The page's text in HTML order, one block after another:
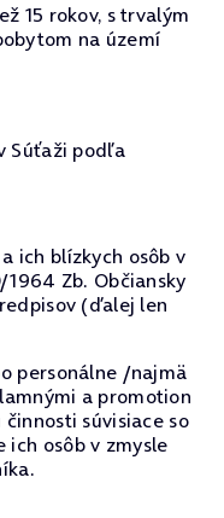
15 rokov, s trvalým
na území
Súťaži podľa
ich blízkych osôb v
1964 Zb. Občiansky
(ďalej len
personálne /najmä
a promotion
súvisiace so
ich osôb v zmysle